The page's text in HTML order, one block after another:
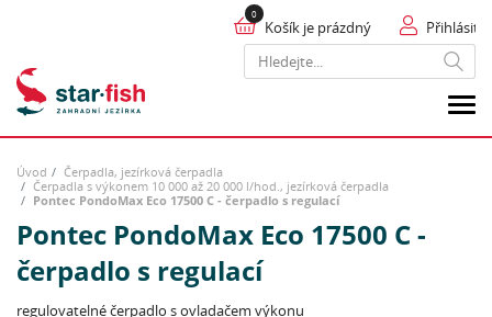
Hledat
Přihlásit
Košík je prázdný
Úvod
Čerpadla, jezírková čerpadla
Čerpadla s výkonem 10 000 až 20 000 l/hod., jezírková čerpadla
Pontec PondoMax Eco 17500 C - čerpadlo s regulací
Pontec PondoMax Eco 17500 C -
čerpadlo s regulací
regulovatelné čerpadlo s ovladačem výkonu